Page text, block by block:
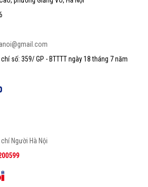
số: 359/ GP - BTTTT ngày 18 tháng 7 năm
Người Hà Nội